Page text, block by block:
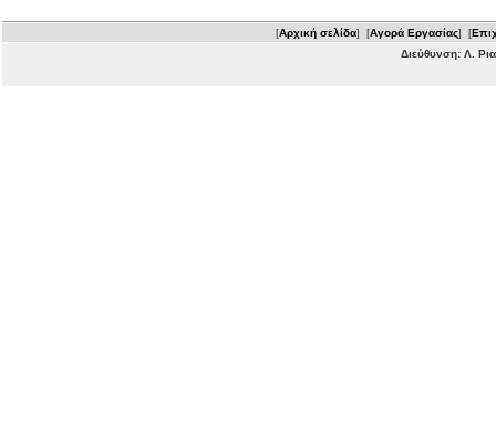
[Αρχική σελίδα] [Αγορά Εργασίας] [
Διεύθυνση: Λ.